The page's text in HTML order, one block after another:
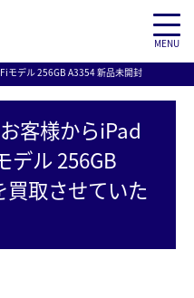
MENU
モデル 256GB A3354 新品未開封
客様からiPad
デル 256GB
買取させていた